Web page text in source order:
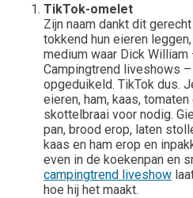
TikTok-omelet
Zijn naam dankt dit
tokkend hun eieren
medium waar Dick
Campingtrend liveshows
opgeduikeld. TikTok dus.
eieren, ham, kaas,
skottelbraai voor nodig.
pan, brood erop, laten
kaas en ham erop en
even in de koekenpan en
campingtrend liveshow
hoe hij het maakt.